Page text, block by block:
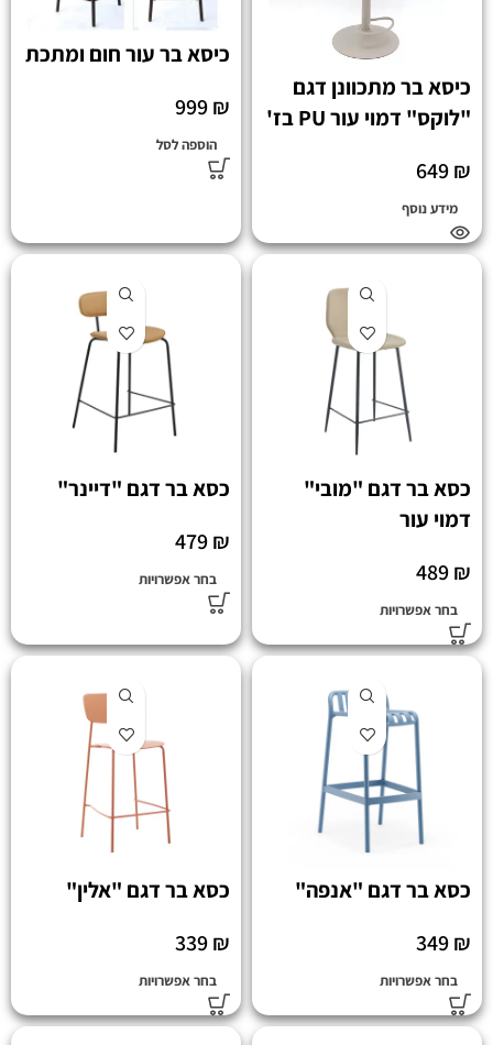
כיסא בר מתכוונן דגם
"לוקס" דמוי עור PU בז'
649₪
מידע נוסף
כיסא בר עור חום ומתכת
999₪
הוספה לסל
כסא בר דגם "מובי"
דמוי עור
489₪
בחר אפשרויות
כסא בר דגם "דיינר"
479₪
בחר אפשרויות
כסא בר דגם "אנפה"
349₪
בחר אפשרויות
כסא בר דגם "אלין"
339₪
בחר אפשרויות